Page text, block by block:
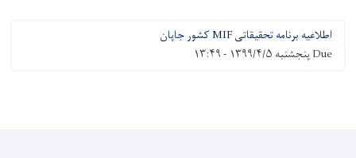
اطلاعیه برنامه تحقیقاتی MIF کشور جاپان
Dueپنجشنبه ۱۳۹۹/۴/۵ - ۱۳:۴۹